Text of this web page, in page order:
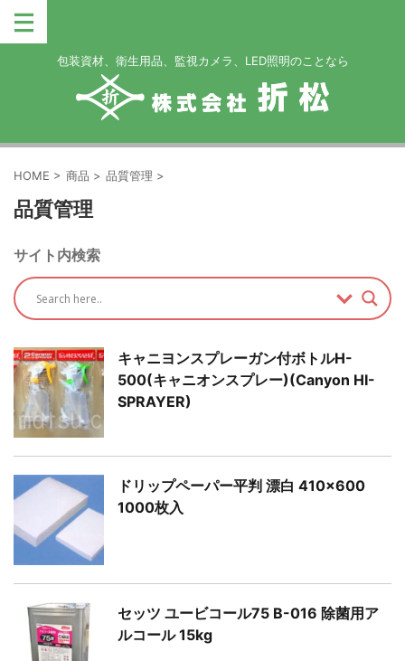
包装資材、衛生用品、監視カメラ、LED照明のことなら
HOME > 商品 > 品質管理 >
品質管理
サイト内検索
キャニヨンスプレーガン付ボトルH-
500(キャニオンスプレー)(Canyon HI-
SPRAYER)
ドリップペーパー平判 漂白 410×600
1000枚入
セッツ ユービコール75 B-016 除菌用ア
ルコール 15kg